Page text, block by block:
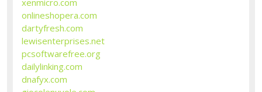
onlineshopera.com
dartyfresh.com
lewisenterprises.net
pcsoftwarefree.org
dailylinking.com
dnafyx.com